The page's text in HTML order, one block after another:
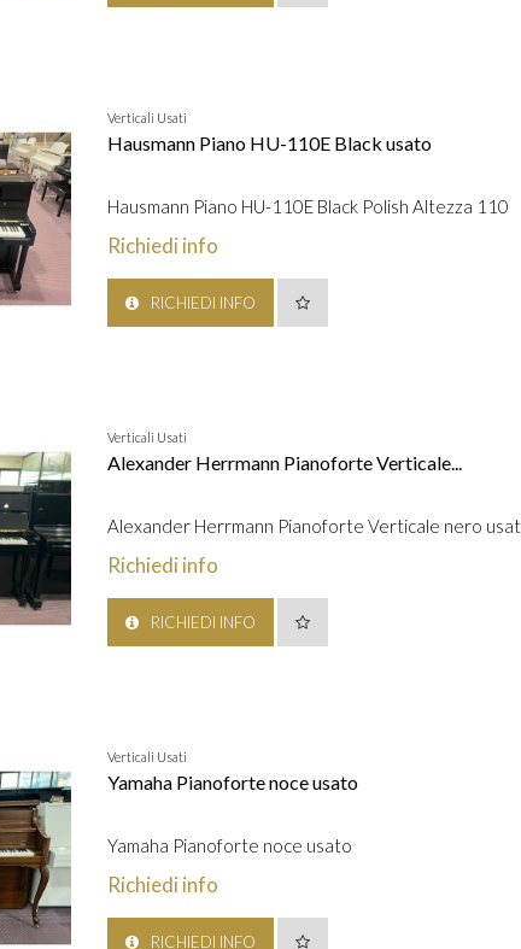
Verticali Usati
Hausmann Piano HU-110E Black usato
Hausmann Piano HU-110E Black Polish Altezza 110
Richiedi info
RICHIEDI INFO
Verticali Usati
Alexander Herrmann Pianoforte Verticale...
Alexander Herrmann Pianoforte Verticale nero
Richiedi info
RICHIEDI INFO
Verticali Usati
Yamaha Pianoforte noce usato
Yamaha Pianoforte noce usato
Richiedi info
RICHIEDI INFO